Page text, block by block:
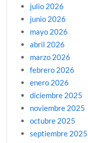
julio 2026
junio 2026
mayo 2026
abril 2026
marzo 2026
febrero 2026
enero 2026
diciembre 2025
noviembre 2025
octubre 2025
septiembre 2025